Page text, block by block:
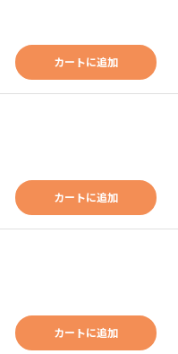
カートに追加
カートに追加
カートに追加